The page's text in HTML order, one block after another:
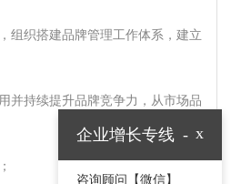
组织搭建品牌管理工作体系，建立
并持续提升品牌竞争力，从市场品
企业增长专线 x
-
咨询顾问【微信】